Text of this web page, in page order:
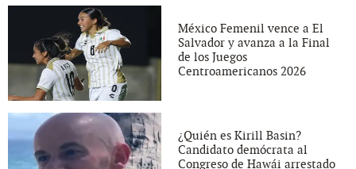
México Femenil vence a El
Salvador y avanza a la Final
de los Juegos
Centroamericanos 2026
¿Quién es Kirill Basin?
Candidato demócrata al
Congreso de Hawái arrestado